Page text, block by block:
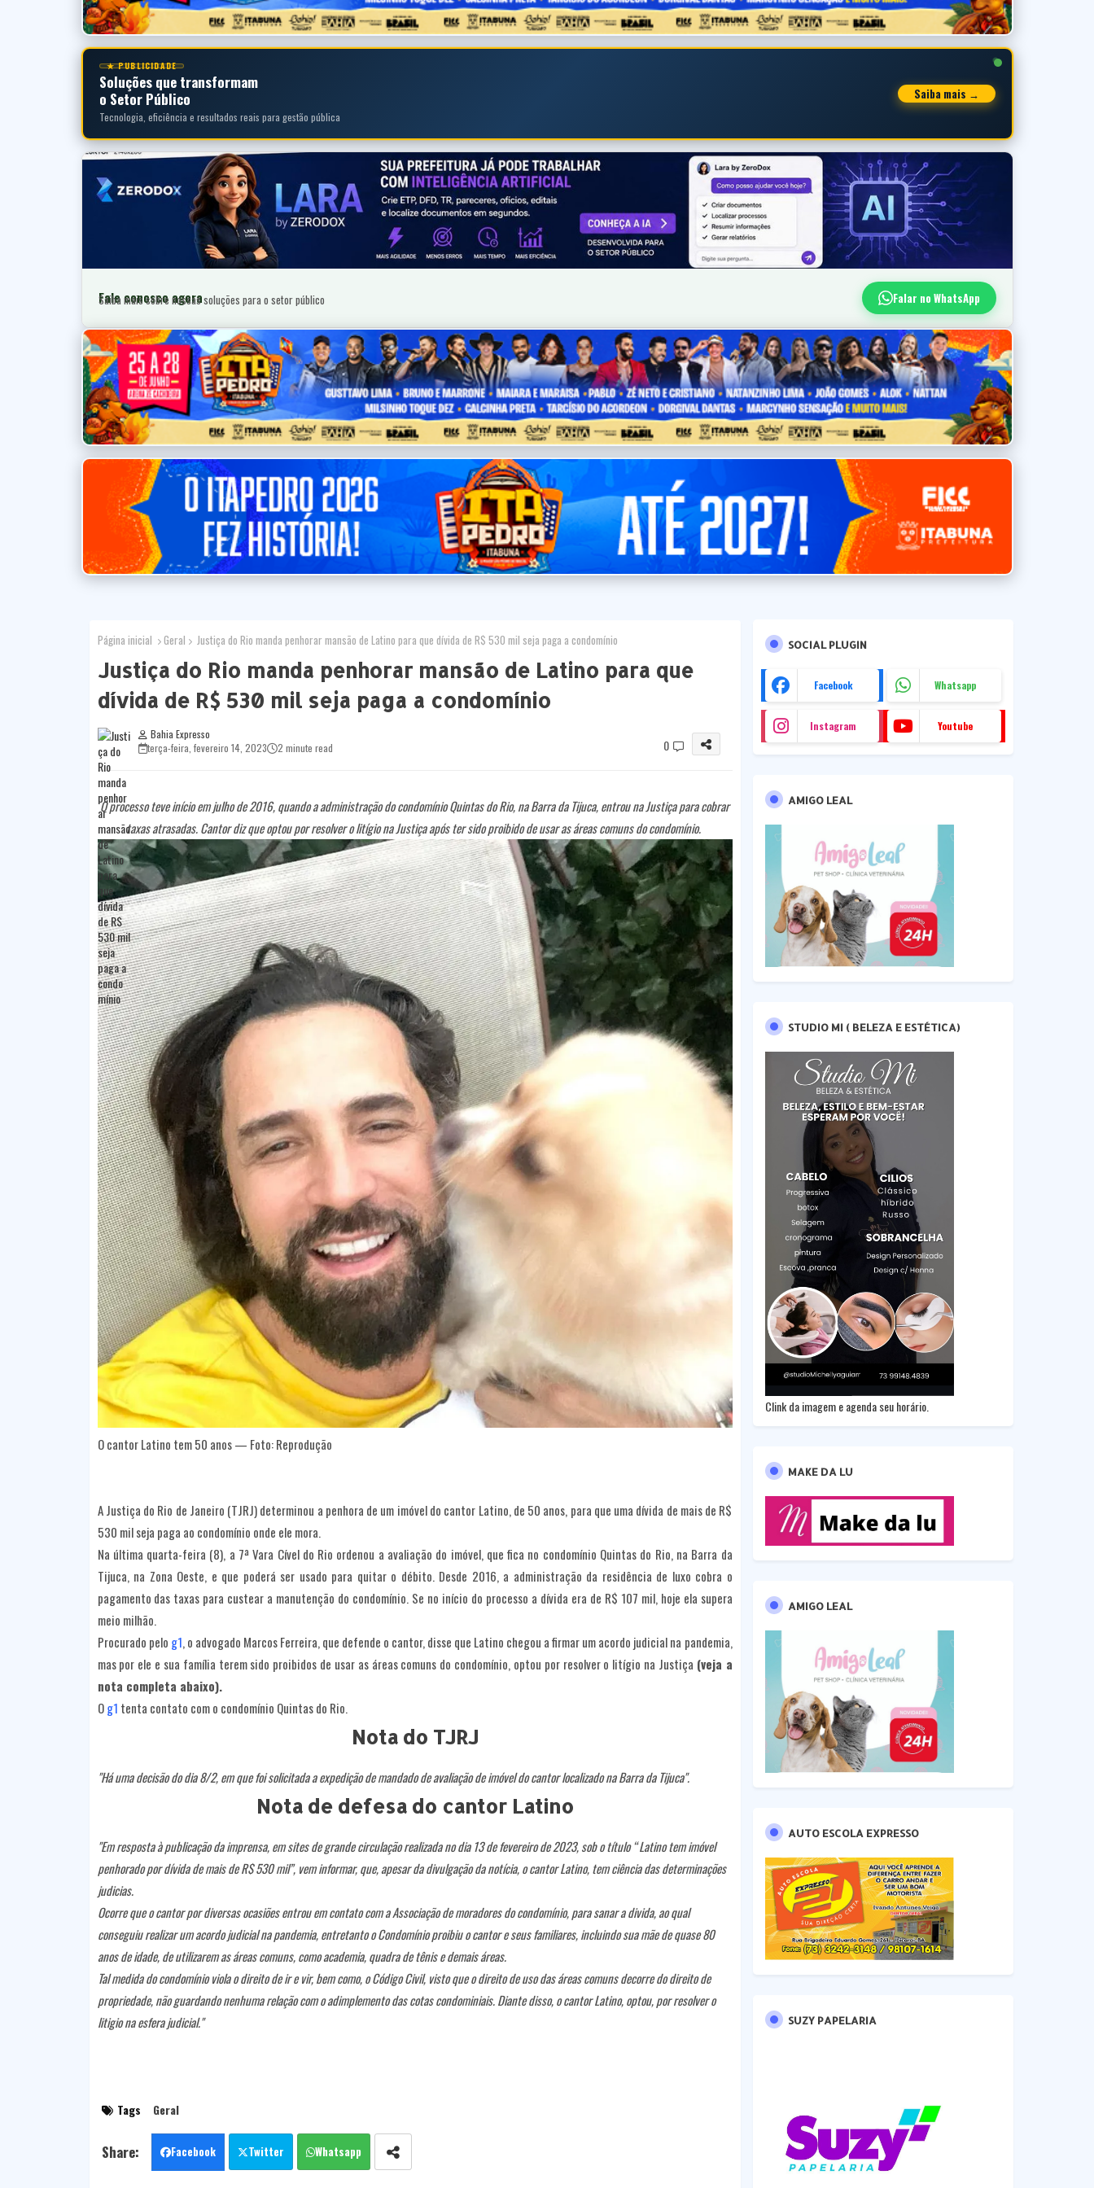
★ PUBLICIDADE
Soluções que transformam
o Setor Público
Tecnologia, eficiência e resultados reais para gestão pública
Saiba mais →
Fale conosco agora
Saiba mais sobre nossas soluções para o setor público Falar no WhatsApp
Página inicial Geral Justiça do Rio manda penhorar mansão de Latino para que dívida de R$ 530 mil seja paga a condomínio
Justiça do Rio manda penhorar mansão de Latino para que
dívida de R$ 530 mil seja paga a condomínio
Bahia Expresso
terça-feira, fevereiro 14, 2023
2 minute read 0
O processo teve início em julho de 2016, quando a administração do condomínio Quintas do Rio, na Barra da Tijuca, entrou na Justiça para cobrar
taxas atrasadas. Cantor diz que optou por resolver o litígio na Justiça após ter sido proibido de usar as áreas comuns do condomínio.
O cantor Latino tem 50 anos — Foto: Reprodução
A Justiça do Rio de Janeiro (TJRJ) determinou a penhora de um imóvel do cantor Latino, de 50 anos, para que uma dívida de mais de R$
530 mil seja paga ao condomínio onde ele mora.
Na última quarta-feira (8), a 7ª Vara Cível do Rio ordenou a avaliação do imóvel, que fica no condomínio Quintas do Rio, na Barra da
Tijuca, na Zona Oeste, e que poderá ser usado para quitar o débito. Desde 2016, a administração da residência de luxo cobra o
pagamento das taxas para custear a manutenção do condomínio. Se no início do processo a dívida era de R$ 107 mil, hoje ela supera
meio milhão.
Procurado pelo g1, o advogado Marcos Ferreira, que defende o cantor, disse que Latino chegou a firmar um acordo judicial na pandemia,
mas por ele e sua família terem sido proibidos de usar as áreas comuns do condomínio, optou por resolver o litígio na Justiça (veja a
nota completa abaixo).
Og1 tenta contato com o condomínio Quintas do Rio.
Nota do TJRJ
"Há uma decisão do dia 8/2, em que foi solicitada a expedição de mandado de avaliação de imóvel do cantor localizado na Barra da Tijuca".
Nota de defesa do cantor Latino
"Em resposta à publicação da imprensa, em sites de grande circulação realizada no dia 13 de fevereiro de 2023, sob o título “ Latino tem imóvel
penhorado por dívida de mais de R$ 530 mil”, vem informar, que, apesar da divulgação da notícia, o cantor Latino, tem ciência das determinações
judicias.
Ocorre que o cantor por diversas ocasiões entrou em contato com a Associação de moradores do condomínio, para sanar a divida, ao qual
conseguiu realizar um acordo judicial na pandemia, entretanto o Condomínio proibiu o cantor e seus familiares, incluindo sua mãe de quase 80
anos de idade, de utilizarem as áreas comuns, como academia, quadra de tênis e demais áreas.
Tal medida do condomínio viola o direito de ir e vir, bem como, o Código Civil, visto que o direito de uso das áreas comuns decorre do direito de
propriedade, não guardando nenhuma relação com o adimplemento das cotas condominiais. Diante disso, o cantor Latino, optou, por resolver o
litigio na esfera judicial."
Tags Geral
Facebook Twitter Whatsapp
SOCIAL PLUGIN
Facebook Whatsapp
Instagram Youtube
AMIGO LEAL
STUDIO MI ( BELEZA E ESTÉTICA)
Clink da imagem e agenda seu horário.
MAKE DA LU
AMIGO LEAL
AUTO ESCOLA EXPRESSO
SUZY PAPELARIA